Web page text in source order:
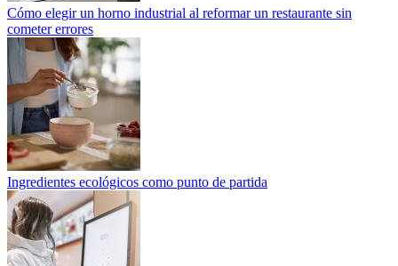
Cómo elegir un horno industrial al reformar un restaurante sin
cometer errores
Ingredientes ecológicos como punto de partida